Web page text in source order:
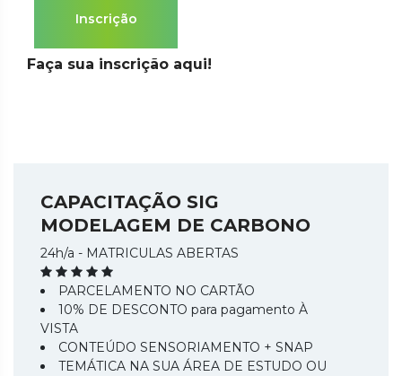
Inscrição
Faça sua inscrição aqui!
CAPACITAÇÃO SIG
MODELAGEM DE CARBONO
24h/a - MATRICULAS ABERTAS
PARCELAMENTO NO CARTÃO
10% DE DESCONTO para pagamento À
VISTA
CONTEÚDO SENSORIAMENTO + SNAP
TEMÁTICA NA SUA ÁREA DE ESTUDO OU